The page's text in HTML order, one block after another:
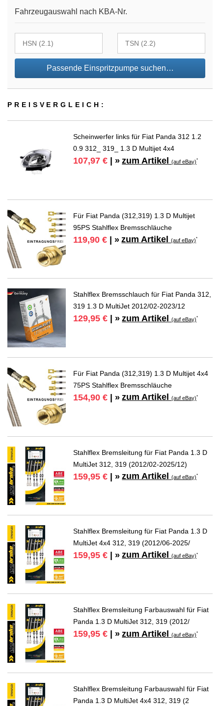
Fahrzeugauswahl nach KBA-Nr.
Passende Einspritzpumpe suchen…
PREIS­VER­GLEICH:
Scheinwerfer links für Fiat Panda 312 1.2
0.9 312_ 319_ 1.3 D Multijet 4x4
107,97 € | » zum Artikel(auf eBay)*
Für Fiat Panda (312,319) 1.3 D Multijet
95PS Stahlflex Bremsschläuche
119,90 € | » zum Artikel(auf eBay)*
Stahlflex Bremsschlauch für Fiat Panda 312,
319 1.3 D MultiJet 2012/02-2023/12
129,95 € | » zum Artikel(auf eBay)*
Für Fiat Panda (312,319) 1.3 D Multijet 4x4
75PS Stahlflex Bremsschläuche
154,90 € | » zum Artikel(auf eBay)*
Stahlflex Bremsleitung für Fiat Panda 1.3 D
MultiJet 312, 319 (2012/02-2025/12)
159,95 € | » zum Artikel(auf eBay)*
Stahlflex Bremsleitung für Fiat Panda 1.3 D
MultiJet 4x4 312, 319 (2012/06-2025/
159,95 € | » zum Artikel(auf eBay)*
Stahlflex Bremsleitung Farbauswahl für Fiat
Panda 1.3 D MultiJet 312, 319 (2012/
159,95 € | » zum Artikel(auf eBay)*
Stahlflex Bremsleitung Farbauswahl für Fiat
Panda 1.3 D MultiJet 4x4 312, 319 (2